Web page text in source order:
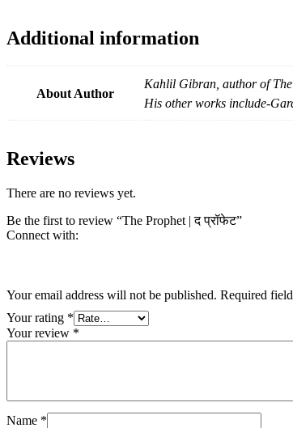
Additional information
About Author
Kahlil Gibran, author of The
His other works include-
Reviews
There are no reviews yet.
Be the first to review “The Prophet | द प्रॉफेट”
Connect with:
Your email address will not be published. Required
Your rating *
Your review *
Name *